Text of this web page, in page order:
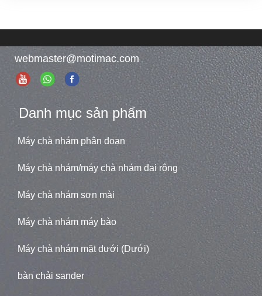
webmaster@motimac.com
Danh mục sản phẩm
Máy chà nhám phân đoạn
Máy chà nhám/máy chà nhám đai rộng
Máy chà nhám sơn mài
Máy chà nhám máy bào
Máy chà nhám mặt dưới (Dưới)
bàn chải sander